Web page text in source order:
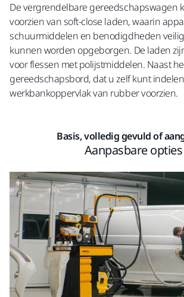
De vergrendelbare gereedschapswagen
voorzien van soft-close laden, waarin
schuurmiddelen en benodigdheden
kunnen worden opgeborgen. De laden
voor flessen met polijstmiddelen. Naast
gereedschapsbord, dat u zelf kunt
werkbankoppervlak van rubber voorzien.
Basis, volledig gevuld of
Aanpasbare opties